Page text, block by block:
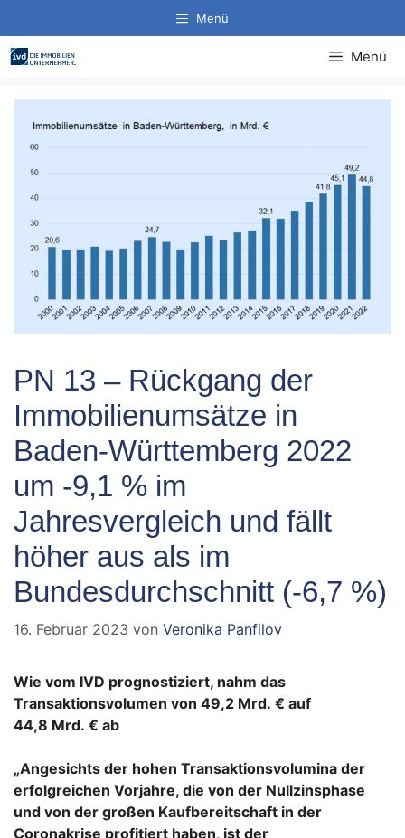
Inhalt
springen
Menü
Menü
PN 13 – Rückgang der
Immobilienumsätze in
Baden-Württemberg 2022
um -9,1 % im
Jahresvergleich und fällt
höher aus als im
Bundesdurchschnitt (-6,7 %)
16. Februar 2023 von Veronika Panfilov
Wie vom IVD prognostiziert, nahm das
Transaktionsvolumen von 49,2 Mrd. € auf
44,8 Mrd. € ab
„Angesichts der hohen Transaktionsvolumina der
erfolgreichen Vorjahre, die von der Nullzinsphase
und von der großen Kaufbereitschaft in der
Coronakrise profitiert haben, ist der